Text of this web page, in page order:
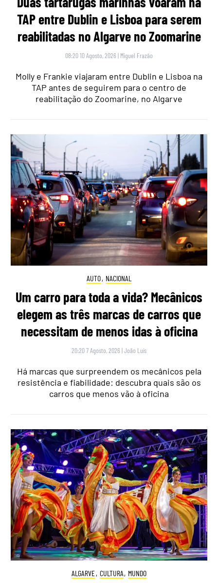
TAP entre Dublin e Lisboa para serem
reabilitadas no Algarve no Zoomarine
08:20 10 Agosto, 2026 | Miguel Frazão
Molly e Frankie viajaram entre Dublin e Lisboa na
TAP antes de seguirem para o centro de
reabilitação do Zoomarine, no Algarve
AUTO, NACIONAL
Um carro para toda a vida? Mecânicos
elegem as três marcas de carros que
necessitam de menos idas à oficina
20:20 7 Agosto, 2026 |João Luís
Há marcas que surpreendem os mecânicos pela
resistência e fiabilidade: descubra quais são os
carros que menos vão à oficina
ALGARVE, CULTURA, MUNDO